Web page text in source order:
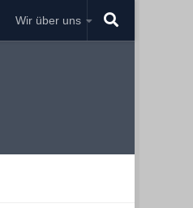
Wir über uns